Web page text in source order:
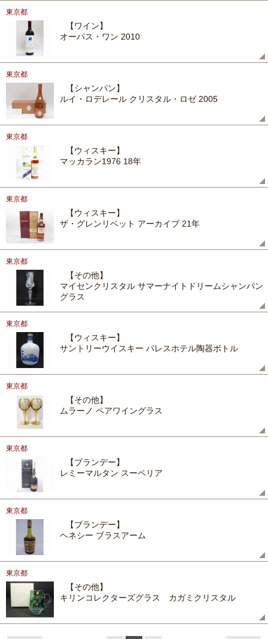
東京都
【ワイン】
オーパス・ワン 2010
東京都
【シャンパン】
ルイ・ロデレール クリスタル・ロゼ 2005
東京都
【ウィスキー】
マッカラン1976 18年
東京都
【ウィスキー】
ザ・グレンリベット アーカイブ 21年
東京都
【その他】
マイセンクリスタル サマーナイトドリームシャンパン
グラス
東京都
【ウィスキー】
サントリーウイスキー パレスホテル陶器ボトル
東京都
【その他】
ムラーノ ペアワイングラス
東京都
【ブランデー】
レミーマルタン スーペリア
東京都
【ブランデー】
ヘネシー ブラスアーム
東京都
【その他】
キリンコレクターズグラス カガミクリスタル